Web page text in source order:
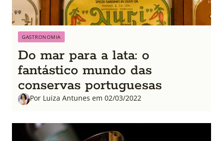
GASTRONOMIA
Do mar para a lata: o
fantástico mundo das
conservas portuguesas
Por Luiza Antunes em 02/03/2022